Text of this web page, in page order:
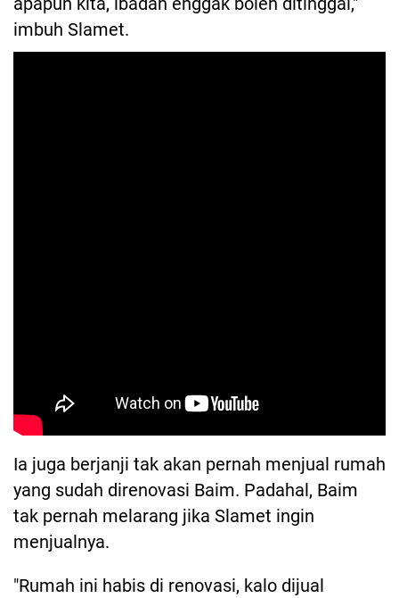
apapun kita, ibadah enggak boleh ditinggal,"
imbuh Slamet.
Ia juga berjanji tak akan pernah menjual rumah
yang sudah direnovasi Baim. Padahal, Baim
tak pernah melarang jika Slamet ingin
menjualnya.
"Rumah ini habis di renovasi, kalo dijual